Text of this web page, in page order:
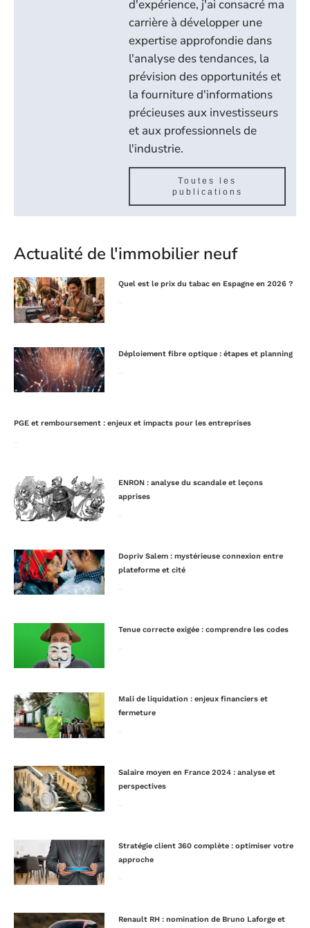
d'expérience, j'ai consacré ma
carrière à développer une
expertise approfondie dans
l'analyse des tendances, la
prévision des opportunités et
la fourniture d'informations
précieuses aux investisseurs
et aux professionnels de
l'industrie.
Toutes les
publications
Actualité de l'immobilier neuf
Quel est le prix du tabac en Espagne en 2026 ?
Déploiement fibre optique : étapes et planning
PGE et remboursement : enjeux et impacts pour les entreprises
ENRON : analyse du scandale et leçons
apprises
Dopriv Salem : mystérieuse connexion entre
plateforme et cité
Tenue correcte exigée : comprendre les codes
Mali de liquidation : enjeux financiers et
fermeture
Salaire moyen en France 2024 : analyse et
perspectives
Stratégie client 360 complète : optimiser votre
approche
Renault RH : nomination de Bruno Laforge et